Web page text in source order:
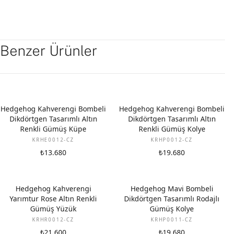
Benzer Ürünler
Hedgehog Kahverengi Bombeli
Dikdörtgen Tasarımlı Altın
Renkli Gümüş Küpe
KRHE0012-CZ
₺13.680
Hedgehog Kahverengi Bombeli
Dikdörtgen Tasarımlı Altın
Renkli Gümüş Kolye
KRHP0012-CZ
₺19.680
Hedgehog Kahverengi
Yarımtur Rose Altın Renkli
Gümüş Yüzük
KRHR0012-CZ
Hedgehog Mavi Bombeli
Dikdörtgen Tasarımlı Rodajlı
Gümüş Kolye
KRHP0011-CZ